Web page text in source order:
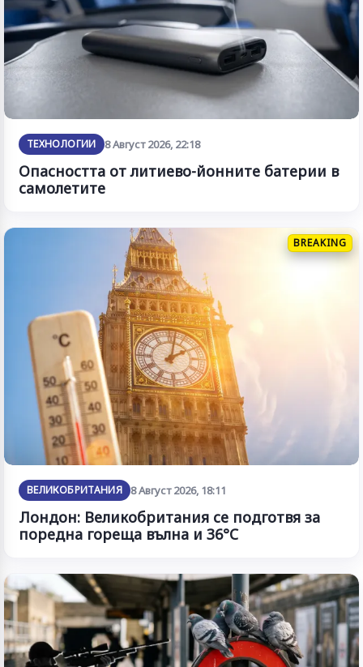
ТЕХНОЛОГИИ 8 Август 2026, 22:18
Опасността от литиево-йонните батерии в
самолетите
BREAKING
ВЕЛИКОБРИТАНИЯ 8 Август 2026, 18:11
Лондон: Великобритания се подготвя за
поредна гореща вълна и 36°C